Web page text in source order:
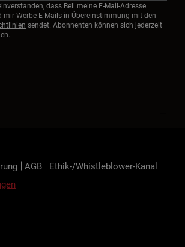
dass Bell meine E-Mail-Adresse
mir Werbe-E-Mails in Übereinstimmung mit den
sendet. Abonnenten können sich jederzeit
AGB
Ethik-/Whistleblower-Kanal